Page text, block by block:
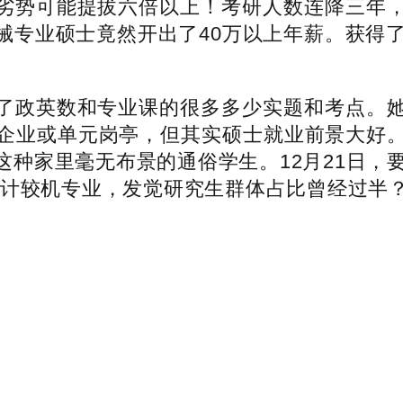
能提拔六倍以上！考研人数连降三年
专业硕士竟然开出了40万以上年薪。获得
数和专业课的很多多少实题和考点。
业或单元岗亭，但其实硕士就业前景大好
家里毫无布景的通俗学生。12月21日，
较机专业，发觉研究生群体占比曾经过半